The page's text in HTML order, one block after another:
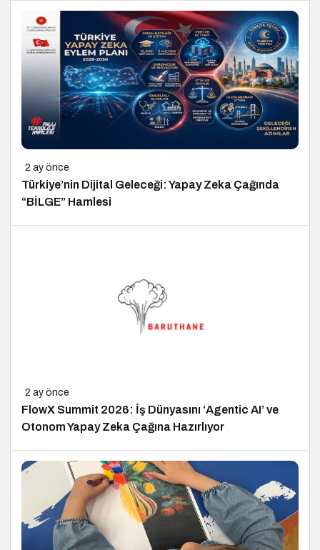
2 ay önce
Türkiye’nin Dijital Geleceği: Yapay Zeka Çağında
“BİLGE” Hamlesi
2 ay önce
FlowX Summit 2026: İş Dünyasını ‘Agentic AI’ ve
Otonom Yapay Zeka Çağına Hazırlıyor